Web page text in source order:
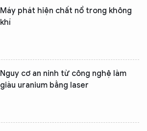
Máy phát hiện chất nổ trong không
khí
Nguy cơ an ninh từ công nghệ làm
giàu uranium bằng laser